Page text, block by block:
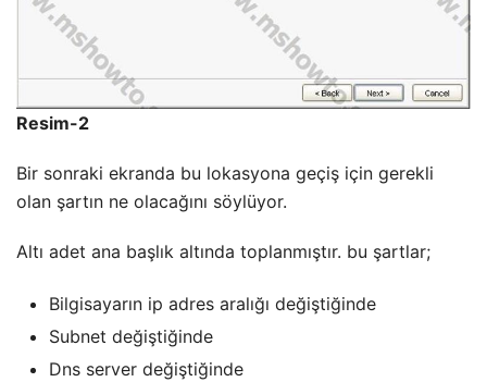
Resim-2
Bir sonraki ekranda bu lokasyona geçiş için gerekli
olan şartın ne olacağını söylüyor.
Altı adet ana başlık altında toplanmıştır. bu şartlar;
Bilgisayarın ip adres aralığı değiştiğinde
Subnet değiştiğinde
Dns server değiştiğinde